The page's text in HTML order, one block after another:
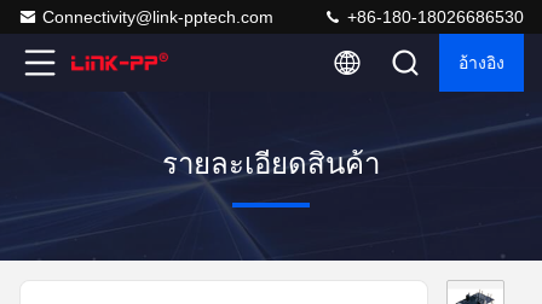
Connectivity@link-pptech.com +86-180-18026686530
อ้างอิง
รายละเอียดสินค้า